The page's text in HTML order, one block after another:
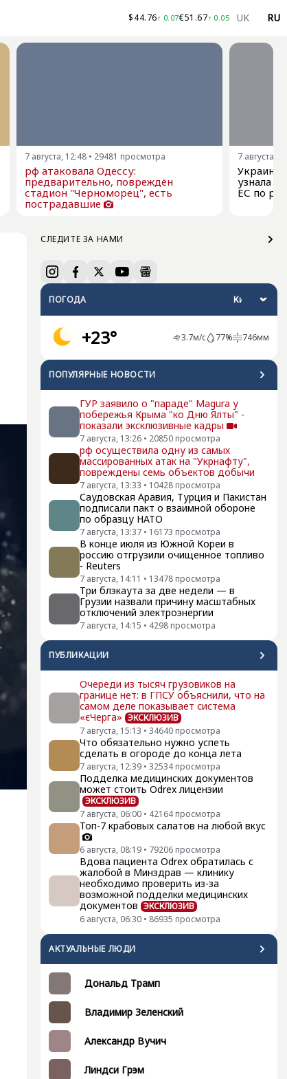
$44.76↑ 0.07€51.67↑ 0.05 UK RU
7 августа, 12:48 • 29481 просмотра
рф атаковала Одессу:
предварительно, повреждён
стадион "Черноморец", есть
пострадавшие
7 августа,
Украина
узнала о
ЕС по
СЛЕДИТЕ ЗА НАМИ
ПОГОДА
+23° 3.7м/с 77% 746мм
ПОПУЛЯРНЫЕ НОВОСТИ
ГУР заявило о "параде" Magura у
побережья Крыма "ко Дню Ялты" -
показали эксклюзивные кадры
7 августа, 13:26 • 20850 просмотра
рф осуществила одну из самых
массированных атак на "Укрнафту",
повреждены семь объектов добычи
7 августа, 13:33 • 10428 просмотра
Саудовская Аравия, Турция и Пакистан
подписали пакт о взаимной обороне
по образцу НАТО
7 августа, 13:37 • 16173 просмотра
В конце июля из Южной Кореи в
россию отгрузили очищенное топливо
- Reuters
7 августа, 14:11 • 13478 просмотра
Три блэкаута за две недели — в
Грузии назвали причину масштабных
отключений электроэнергии
7 августа, 14:15 • 4298 просмотра
ПУБЛИКАЦИИ
Очереди из тысяч грузовиков на
границе нет: в ГПСУ объяснили, что на
самом деле показывает система
«єЧерга» ЭКСКЛЮЗИВ
7 августа, 15:13 • 34640 просмотра
Что обязательно нужно успеть
сделать в огороде до конца лета
7 августа, 12:39 • 32534 просмотра
Подделка медицинских документов
может стоить Odrex лицензии
ЭКСКЛЮЗИВ
7 августа, 06:00 • 42164 просмотра
Топ-7 крабовых салатов на любой вкус
6 августа, 08:19 • 79206 просмотра
Вдова пациента Odrex обратилась с
жалобой в Минздрав — клинику
необходимо проверить из-за
возможной подделки медицинских
документов ЭКСКЛЮЗИВ
6 августа, 06:30 • 86935 просмотра
АКТУАЛЬНЫЕ ЛЮДИ
Дональд Трамп
Владимир Зеленский
Александр Вучич
Линдси Грэм